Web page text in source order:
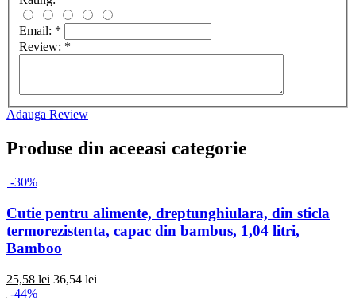
Email: *
Review: *
Adauga Review
Produse din aceeasi categorie
-30%
Cutie pentru alimente, dreptunghiulara, din sticla
termorezistenta, capac din bambus, 1,04 litri,
Bamboo
25,58 lei 36,54 lei
-44%